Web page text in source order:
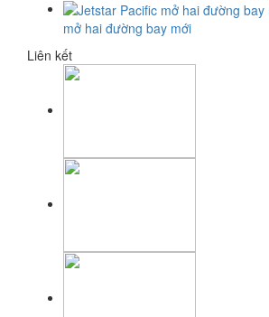
mở hai đường bay mới
Liên kết